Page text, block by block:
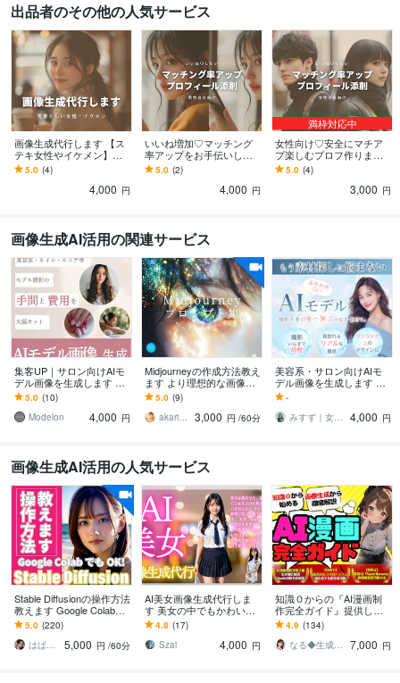
出品者のその他の人気サービス
画像生成代行します 【ス
テキ女性やイケメン】最
新ハイクオリティのAIツ
ール使用
5.0 (4)
4,000 円
いいね増加♡マッチング
率アップをお手伝いしま
す 【男性向け】心理学大
好き恋愛体質な女が全力
でプロフィール添削
5.0 (2)
4,000 円
満枠対応中
女性向け♡安全にマチア
プ楽しむプロフ作ります
心理学に詳しい私が「良
い男性」を呼び込めるよ
5.0 (4)
3,000 円
画像生成AI活用の関連サービス
集客UP｜サロン向けAIモ
デル画像を生成します 広
告・SNS等に使える実物
に近い高品質素材をプロ
が制作
5.0 (10)
Modelon
4,000 円
Midjourneyの作成方法教え
ます より理想的な画像生
成のためのプロンプト集
5.0 (9)
akari＠AIクリエーター
3,000 円 /60分
美容系・サロン向けAIモ
デル画像を生成します 撮
影不要！商用利用OKのモ
デル素材｜広告・LP・SN
Sに最適
-
みすず｜女性集客に強いLPデザイナー
4,000 円
画像生成AI活用の人気サービス
Stable Diffusionの操作方法
教えます Google Colabで
もロカール環境でもOKで
す！
5.0 (220)
はばねろスタジオ
5,000 円 /60分
AI美女画像生成代行しま
す 美女の中でもかわいい
系の美女作成を得意とし
ます！
4.8 (17)
Szai
4,000 円
知識０からの『AI漫画制
作完全ガイド』提供しま
す ✅【素材集・テンプレ
付】初心者でもAI漫画家
になれる攻略本
4.9 (134)
なる◆生成AI活用サポート
7,000 円